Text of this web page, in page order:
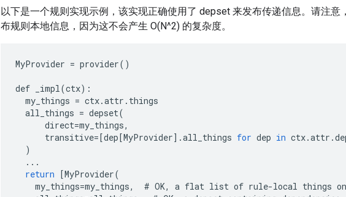
以下是一个规则实现示例，该实现正确使用了 depset 来发布传递信息。请注意
布规则本地信息，因为这不会产生 O(N^2) 的复杂度。
MyProvider = provider()
def _impl(ctx) :
my_things = ctx.attr . things
all_things = depset(
direct=my_things,
transitive=[dep[MyProvider] .all_things for dep in ctx.attr .
)
...
return [MyProvider(
my_things=my_things,  # OK, a flat list of rule-local things